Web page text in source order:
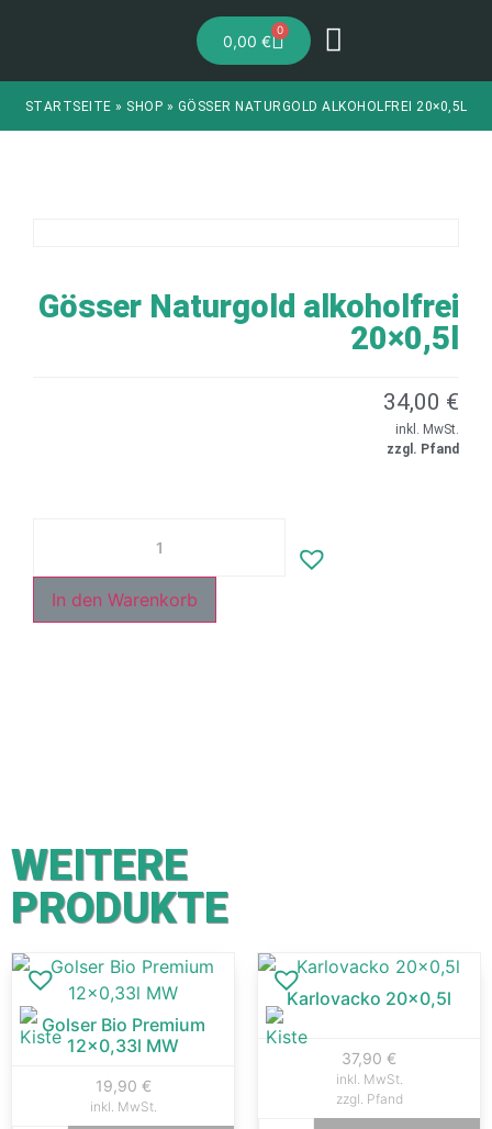
0,00€
0
STARTSEITE » SHOP » GÖSSER NATURGOLD ALKOHOLFREI 20×0,5L
Gösser Naturgold alkoholfrei
20×0,5l
34,00 €
inkl. MwSt.
zzgl. Pfand
In den Warenkorb
WEITERE
PRODUKTE
Golser Bio Premium
12×0,33l MW
19,90 €
inkl. MwSt.
Karlovacko 20×0,5l
37,90 €
inkl. MwSt.
zzgl. Pfand